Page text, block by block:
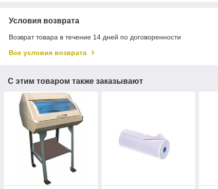
Условия возврата
Возврат товара в течение 14 дней по договоренности
Все условия возврата
С этим товаром также заказывают